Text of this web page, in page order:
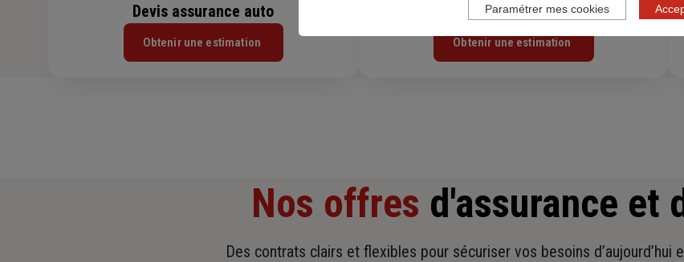
Devis assurance auto
Obtenir une estimation
Devis assurance habitation
Obtenir une estimation
Nos offres d'assurance et
Des contrats clairs et flexibles pour sécuriser vos besoins d’aujourd’hui
Paramétrer mes cookies